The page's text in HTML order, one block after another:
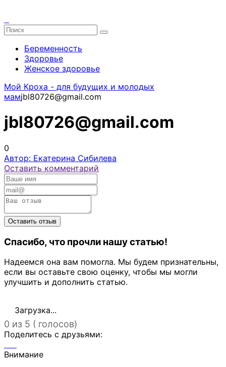
Беременность
Здоровье
Женское здоровье
Мой Кроха - для будущих и молодых
мамjbl80726@gmail.com
jbl80726@gmail.com
0
Автор: Екатерина Сибилева
Оставить комментарий
Спасибо, что прочли нашу статью!
Надеемся она вам помогла. Мы будем признательны,
если вы оставьте свою оценку, чтобы мы могли
улучшить и дополнить статью.
Загрузка...
0 из 5 ( голосов)
Поделитесь с друзьями:
Внимание